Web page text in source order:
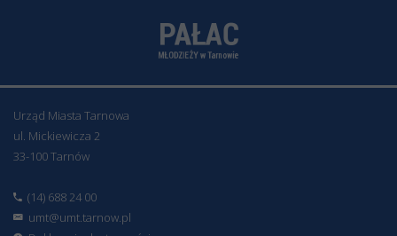
Urząd Miasta Tarnowa
ul. Mickiewicza 2
33-100 Tarnów
(14) 688 24 00
umt@umt.tarnow.pl